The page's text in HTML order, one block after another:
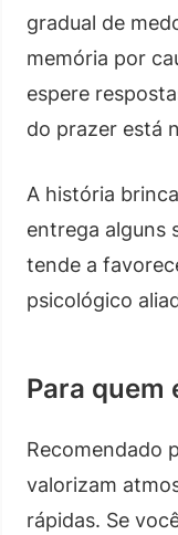
gradual de
memória por
espere
do prazer está
A história
entrega alguns
tende a
psicológico
Para quem
Recomendado
valorizam
rápidas. Se